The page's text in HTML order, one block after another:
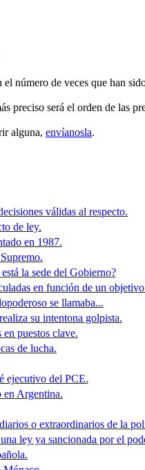
número de veces que han
preciso será el orden de las
alguna, envíanosla.
válidas al respecto.
de ley.
en 1987.
la sede del Gobierno?
en función de un
se llamaba...
su intentona golpista.
puestos clave.
de lucha.
ejecutivo del PCE.
en Argentina.
o extraordinarios de la
ley ya sancionada por el